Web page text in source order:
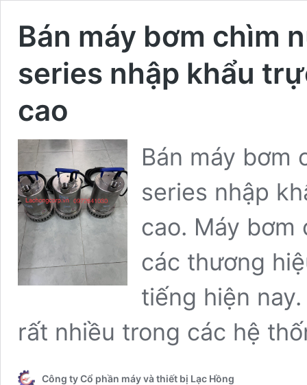
Bán máy bơm chìm
series nhập khẩu
cao
Bán máy bơm
series nhập
cao. Máy bơm
các thương
tiếng hiện
rất nhiều trong các hệ
Công ty Cổ phần máy và thiết bị Lạc Hồng